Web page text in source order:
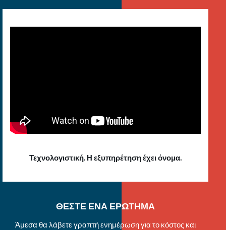
Τεχνολογιστική. Η εξυπηρέτηση έχει όνομα.
ΘΕΣΤΕ ΕΝΑ ΕΡΩΤΗΜΑ
Άμεσα θα λάβετε γραπτή ενημέρωση για το κόστος και